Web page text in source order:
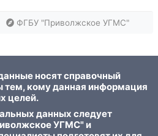
ФГБУ "Приволжское УГМС"
носят справочный
тем, кому данная информация
целей.
данных следует
УГМС" и